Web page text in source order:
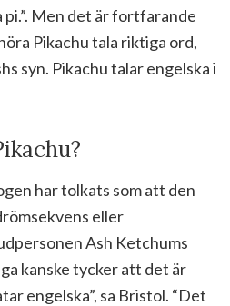
pi.”. Men det är fortfarande
Pikachu tala riktiga ord,
syn. Pikachu talar engelska i
har tolkats som att den
eller
Ash Ketchums
kanske tycker att det är
engelska”, sa Bristol. “Det